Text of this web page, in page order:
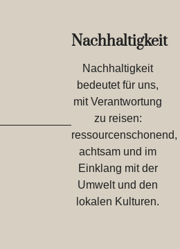
Nachhaltigkeit
Nachhaltigkeit
bedeutet für uns,
mit Verantwortung
zu reisen:
ressourcenschonend,
achtsam und im
Einklang mit der
Umwelt und den
lokalen Kulturen.